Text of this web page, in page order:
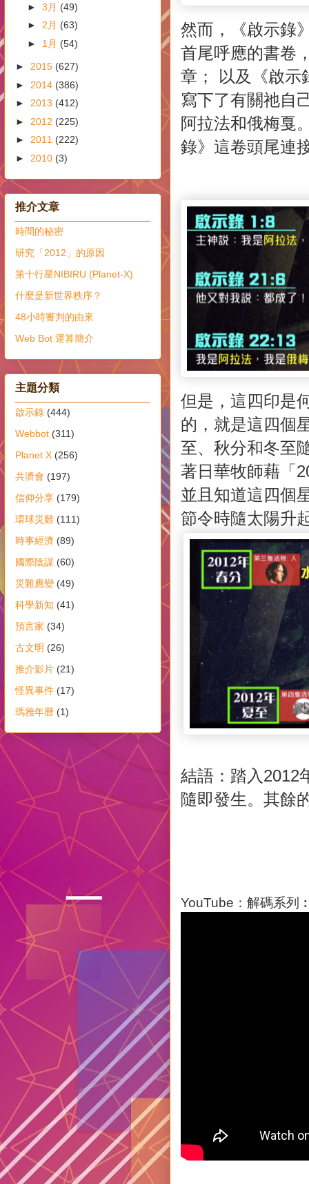
然而，《啟示錄
首尾呼應的書卷
章； 以及《啟示
寫下了有關祂自
阿拉法和俄梅戛
錄》這卷頭尾連
但是，這四印是
的，就是這四個
至、秋分和冬至
著日華牧師藉「
並且知道這四個
節令時隨太陽升
結語：踏入2012
隨即發生。其餘
YouTube：解碼系列
► 3月 (49)
► 2月 (63)
► 1月 (54)
► 2015 (627)
► 2014 (386)
► 2013 (412)
► 2012 (225)
► 2011 (222)
► 2010 (3)
推介文章
時間的秘密
研究「2012」的原因
第十行星NIBIRU (Planet-X)
什麼是新世界秩序？
48小時審判的由來
Web Bot 運算簡介
主題分類
啟示錄 (444)
Webbot (311)
Planet X (256)
共濟會 (197)
信仰分享 (179)
環球災難 (111)
時事經濟 (89)
國際陰謀 (60)
災難應變 (49)
科學新知 (41)
預言家 (34)
古文明 (26)
推介影片 (21)
怪異事件 (17)
瑪雅年曆 (1)